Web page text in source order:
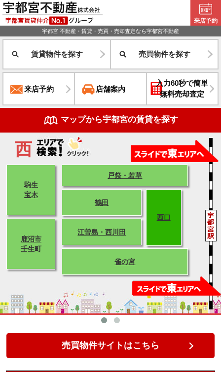
来店予約
宇都宮 不動産・賃貸・売買・売却査定なら宇都宮不動産
賃貸物件を探す 売買物件を探す
来店予約 店舗案内
入力60秒で簡単
無料売却査定
マップから宇都宮の賃貸を探す
西
駒生
宝木
鹿沼市
壬生町
戸祭・若草
鶴田
江曽島・西川田
西口
雀の宮
売買物件サイトはこちら